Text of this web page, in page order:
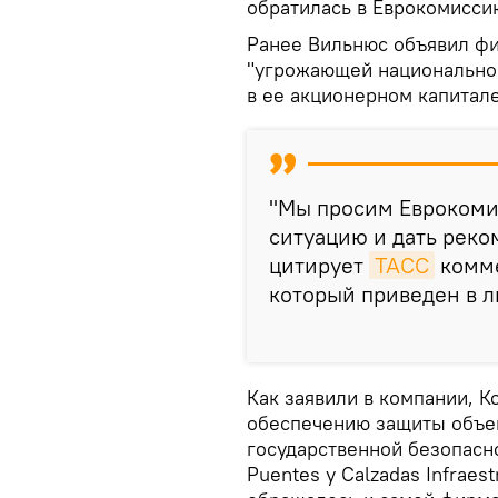
обратилась в
Ранее Вильнюс объявил
"угрожающей
в ее акционерном
"Мы просим
ситуацию и дать
цитирует ТАСС
который приведен в
Как заявили в компании,
обеспечению защиты
государственной
Puentes y Calzadas